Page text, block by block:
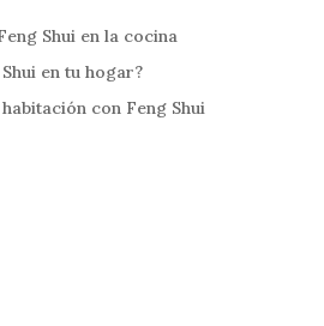
Shui en la cocina
en tu hogar?
con Feng Shui